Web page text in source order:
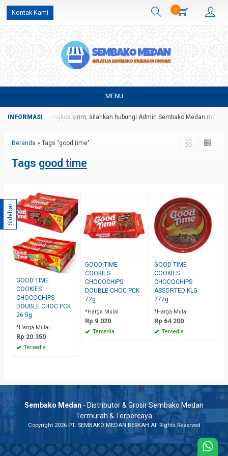
Kontak Kami 0
MENU
harga dan ongkos kirim, silahkan hubungi Admin Sembako Medan melalui
Beranda » Tags "good time"
Tags good time
GOOD TIME
COOKIES
CHOCOCHIPS
DOUBLE CHOC PCK
26.5g
*Harga Mulai
Rp 20.350
Tersedia
GOOD TIME
COOKIES
CHOCOCHIPS
DOUBLE CHOC PCK
72g
*Harga Mulai
Rp 9.020
Tersedia
GOOD TIME
COOKIES
CHOCOCHIPS
ASSORTED KLG
277g
*Harga Mulai
Rp 64.200
Tersedia
Sidebar
Sembako Medan- Distributor & Grosir Sembako Medan
Termurah & Terpercaya
Copyright 2026 PT. SEMBAKO MEDAN BERKAH All Rights Reserved